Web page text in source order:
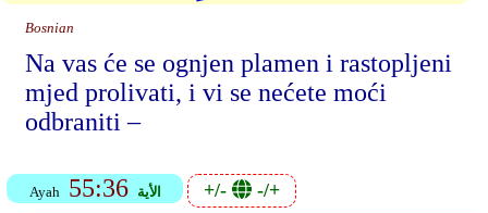
Bosnian
Na vas će se ognjen plamen i rastopljeni
mjed prolivati, i vi se nećete moći
odbraniti –
Ayah 55:36 الأية +/- -/+